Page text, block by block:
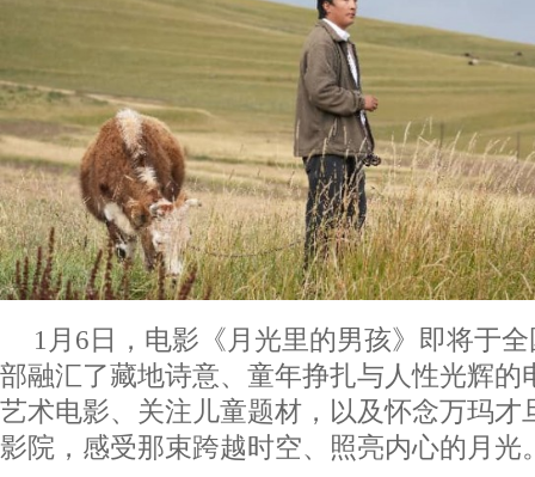
1月6日，电影《月光里的男孩》即将于
部融汇了藏地诗意、童年挣扎与人性光辉的
艺术电影、关注儿童题材，以及怀念万玛才
影院，感受那束跨越时空、照亮内心的月光